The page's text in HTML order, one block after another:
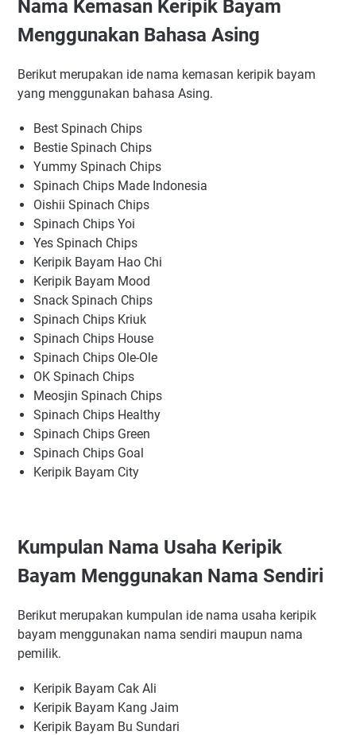
Nama Kemasan Keripik Bayam
Menggunakan Bahasa Asing
Berikut merupakan ide nama kemasan keripik bayam
yang menggunakan bahasa Asing.
Best Spinach Chips
Bestie Spinach Chips
Yummy Spinach Chips
Spinach Chips Made Indonesia
Oishii Spinach Chips
Spinach Chips Yoi
Yes Spinach Chips
Keripik Bayam Hao Chi
Keripik Bayam Mood
Snack Spinach Chips
Spinach Chips Kriuk
Spinach Chips House
Spinach Chips Ole-Ole
OK Spinach Chips
Meosjin Spinach Chips
Spinach Chips Healthy
Spinach Chips Green
Spinach Chips Goal
Keripik Bayam City
Kumpulan Nama Usaha Keripik
Bayam Menggunakan Nama Sendiri
Berikut merupakan kumpulan ide nama usaha keripik
bayam menggunakan nama sendiri maupun nama
pemilik.
Keripik Bayam Cak Ali
Keripik Bayam Kang Jaim
Keripik Bayam Bu Sundari